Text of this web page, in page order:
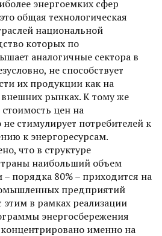
энергоемких сфер
общая технологическая
национальной
которых по
аналогичные сектора в
не способствует
их продукции как на
рынках. К тому же
цен на
стимулирует потребителей к
к энергоресурсам.
что в структуре
наибольший объем
– порядка 80% – приходится на
предприятий
этим в рамках реализации
энергосбережения
именно на